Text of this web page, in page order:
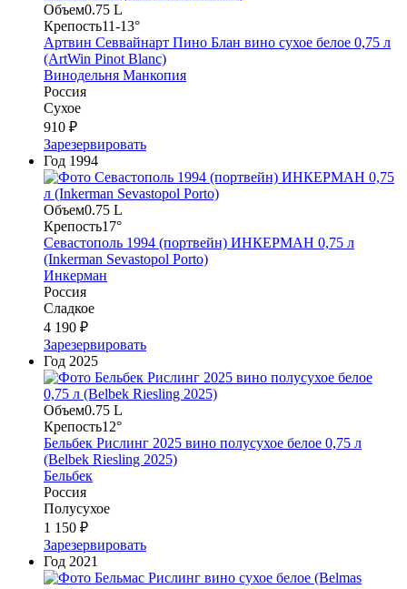
Объем0.75 L
Крепость11-13°
Артвин Севвайнарт Пино Блан вино сухое белое 0,75 л
(ArtWin Pinot Blanc)
Винодельня Манкопия
Россия
Сухое
910 ₽
Зарезервировать
Год 1994
Объем0.75 L
Крепость17°
Севастополь 1994 (портвейн) ИНКЕРМАН 0,75 л
(Inkerman Sevastopol Porto)
Инкерман
Россия
Сладкое
4 190 ₽
Зарезервировать
Год 2025
Объем0.75 L
Крепость12°
Бельбек Рислинг 2025 вино полусухое белое 0,75 л
(Belbek Riesling 2025)
Бельбек
Россия
Полусухое
1 150 ₽
Зарезервировать
Год 2021